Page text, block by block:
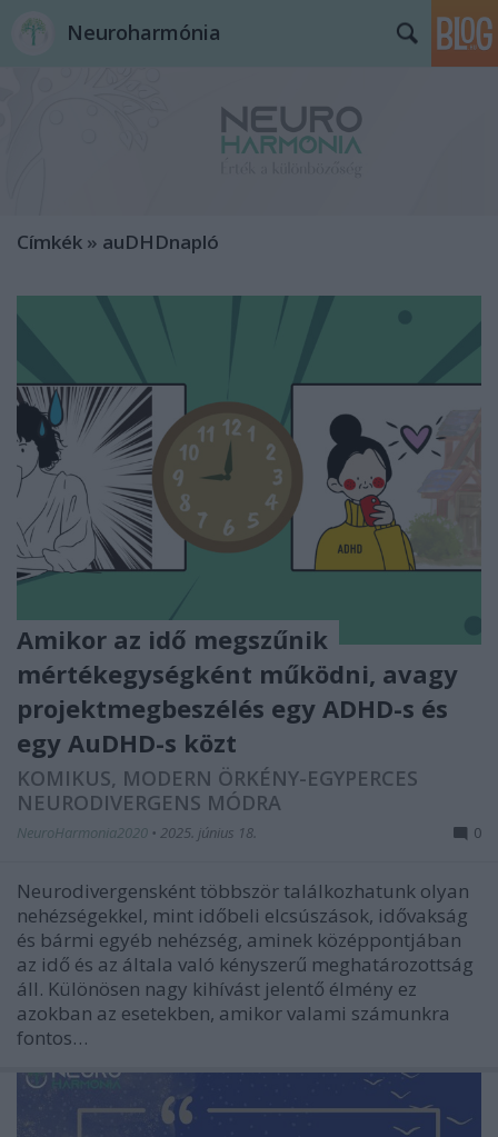
Neuroharmónia
Címkék » auDHDnapló
Amikor az idő megszűnik
mértékegységként működni, avagy
projektmegbeszélés egy ADHD-s és
egy AuDHD-s közt
KOMIKUS, MODERN ÖRKÉNY-EGYPERCES
NEURODIVERGENS MÓDRA
NeuroHarmonia2020 • 2025. június 18. 0
Neurodivergensként többször találkozhatunk olyan
nehézségekkel, mint időbeli elcsúszások, idővakság
és bármi egyéb nehézség, aminek középpontjában
az idő és az általa való kényszerű meghatározottság
áll. Különösen nagy kihívást jelentő élmény ez
azokban az esetekben, amikor valami számunkra
fontos…